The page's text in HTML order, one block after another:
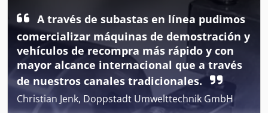
, Se venden dos grupos GTA completos
(turbina MAN con extracción de calor, reductor, generador,
grupos de lubricación, grupos de control, piezas de
repuesto...). Un grupo GTA diseñado para vapor de
aproximadamente 52 bares y 450 °C, y el otro para vapor
de aproximadamente 62 bares y 480 °C. Dedpfezdqmyjx
Ah Reck Para obtener información adicional, póngase en
contacto por correo electrónico. Presente una oferta por
cada grupo GTA.
A través de subastas en línea pudimos
comercializar máquinas de demostración y
vehículos de recompra más rápido y con
mayor alcance internacional que a través
de nuestros canales tradicionales.
Christian Jenk, Doppstadt Umwelttechnik GmbH